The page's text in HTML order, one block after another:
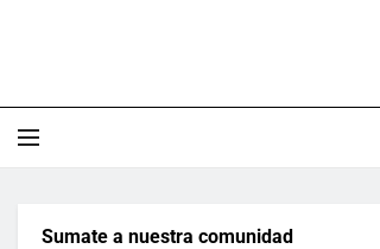
Sumate a nuestra comunidad